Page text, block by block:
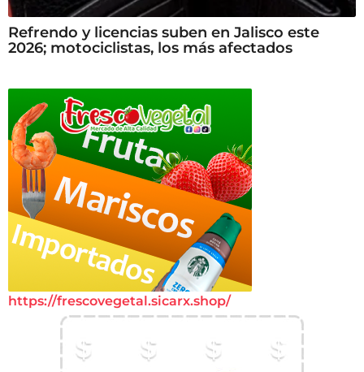
Refrendo y licencias suben en Jalisco este
2026; motociclistas, los más afectados
https://frescovegetal.sicarx.shop/